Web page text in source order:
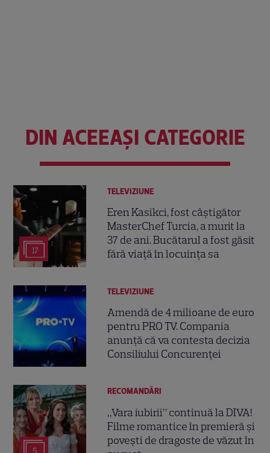
DIN ACEEAȘI CATEGORIE
17
TELEVIZIUNE
Eren Kasikci, fost câștigător
MasterChef Turcia, a murit la
37 de ani. Bucătarul a fost găsit
fără viață în locuința sa
TELEVIZIUNE
Amendă de 4 milioane de euro
pentru PRO TV. Compania
anunță că va contesta decizia
Consiliului Concurenței
5
RECOMANDĂRI
„Vara iubirii” continuă la DIVA!
Filme romantice în premieră și
povești de dragoste de văzut în